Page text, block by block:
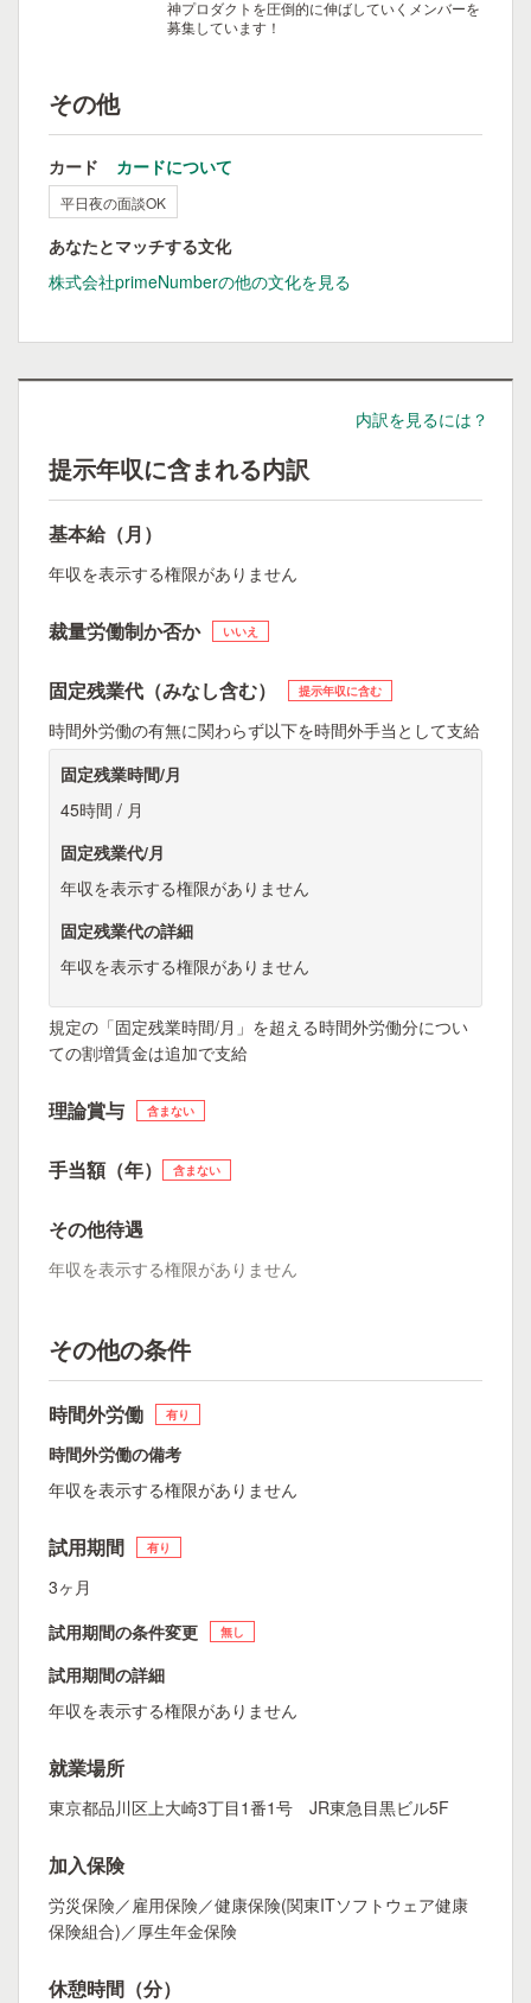
神プロダクトを圧倒的に伸ばしていくメンバーを
募集しています！
その他
カード カードについて
平日夜の面談OK
あなたとマッチする文化
株式会社primeNumberの他の文化を見る
内訳を見るには？
提示年収に含まれる内訳
基本給（月）
年収を表示する権限がありません
裁量労働制か否か いいえ
固定残業代（みなし含む） 提示年収に含む
時間外労働の有無に関わらず以下を時間外手当として支給
固定残業時間/月
45時間 / 月
固定残業代/月
年収を表示する権限がありません
固定残業代の詳細
年収を表示する権限がありません
規定の「固定残業時間/月」を超える時間外労働分につい
ての割増賃金は追加で支給
理論賞与 含まない
手当額（年） 含まない
その他待遇
年収を表示する権限がありません
その他の条件
時間外労働 有り
時間外労働の備考
年収を表示する権限がありません
試用期間 有り
3ヶ月
試用期間の条件変更
無し
試用期間の詳細
年収を表示する権限がありません
就業場所
東京都品川区上大崎3丁目1番1号 JR東急目黒ビル5F
加入保険
労災保険／雇用保険／健康保険(関東ITソフトウェア健康
保険組合)／厚生年金保険
休憩時間（分）